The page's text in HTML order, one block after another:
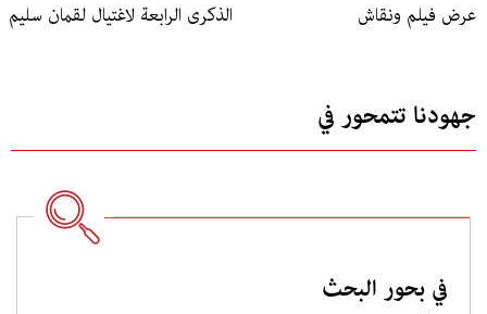
عرض فيلم ونقاش الذكرى الرابعة لاغتيال لقمان سليم
جهودنا تتمحور في
في بحور البحث